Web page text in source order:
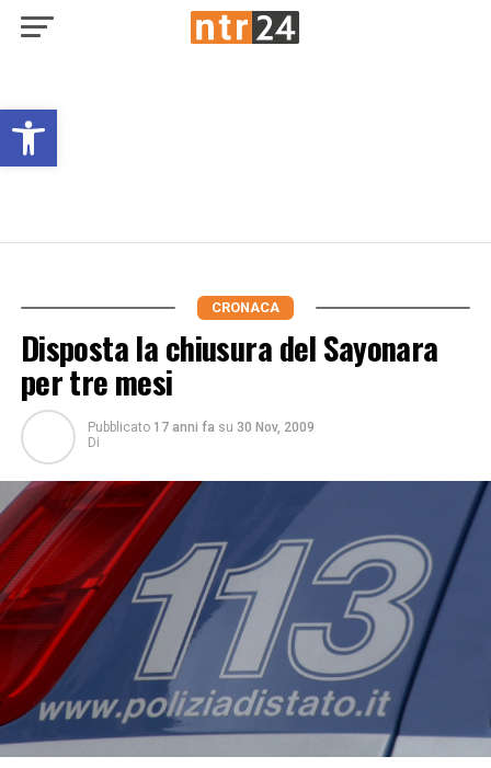
Open toolbar
CRONACA
Disposta la chiusura del Sayonara
per tre mesi
Pubblicato 17 anni fa su 30 Nov, 2009
Di